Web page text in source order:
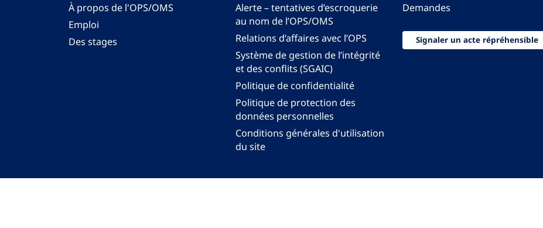
À propos de l'OPS/OMS
Emploi
Des stages
Alerte – tentatives d’escroquerie
au nom de l’OPS/OMS
Relations d’affaires avec l’OPS
Système de gestion de l’intégrité
et des conflits (SGAIC)
Politique de confidentialité
Politique de protection des
données personnelles
Conditions générales d'utilisation
du site
Demandes
Signaler un acte répréhensible